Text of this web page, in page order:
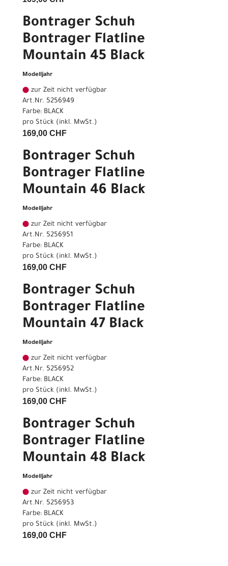
Bontrager Schuh
Bontrager Flatline
Mountain 45 Black
Modelljahr
zur Zeit nicht verfügbar
Art.Nr. 5256949
Farbe: BLACK
pro Stück (inkl. MwSt.)
169,00 CHF
Bontrager Schuh
Bontrager Flatline
Mountain 46 Black
Modelljahr
zur Zeit nicht verfügbar
Art.Nr. 5256951
Farbe: BLACK
pro Stück (inkl. MwSt.)
169,00 CHF
Bontrager Schuh
Bontrager Flatline
Mountain 47 Black
Modelljahr
zur Zeit nicht verfügbar
Art.Nr. 5256952
Farbe: BLACK
pro Stück (inkl. MwSt.)
169,00 CHF
Bontrager Schuh
Bontrager Flatline
Mountain 48 Black
Modelljahr
zur Zeit nicht verfügbar
Art.Nr. 5256953
Farbe: BLACK
pro Stück (inkl. MwSt.)
169,00 CHF